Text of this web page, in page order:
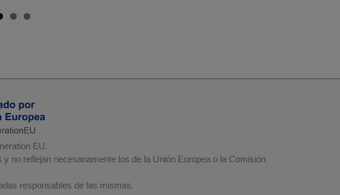
EU.
no reflejan necesariamente los de la Unión Europea o la Comisión
responsables de las mismas.